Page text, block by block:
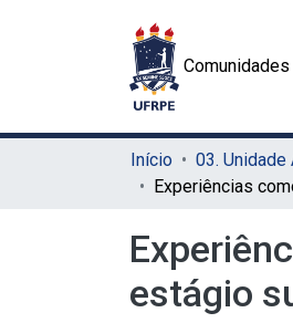
Início
estágio